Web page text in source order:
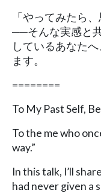
「やってみたら
──そんな実感と
しているあなた
ます。
========
To My Past Self,
To the me who
way.”
In this talk, I’ll
had never given a